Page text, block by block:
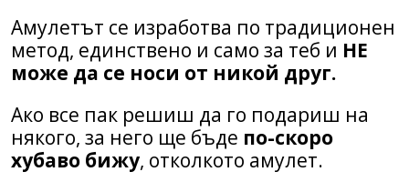
Амулетът се изработва по традиционен
метод, единствено и само за теб и НЕ
може да се носи от никой друг.
Ако все пак решиш да го подариш на
някого, за него ще бъде по-скоро
хубаво бижу, отколкото амулет.